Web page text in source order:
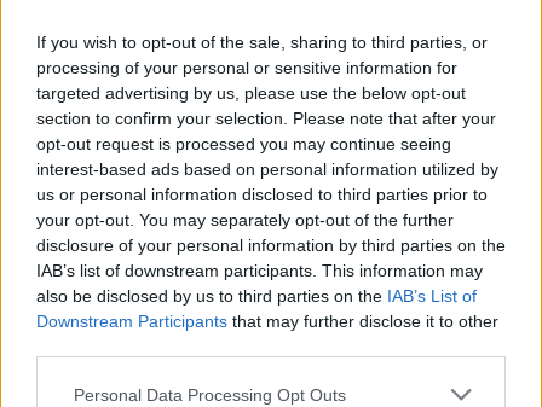
If you wish to opt-out of the sale, sharing to third parties, or
processing of your personal or sensitive information for
targeted advertising by us, please use the below opt-out
section to confirm your selection. Please note that after your
opt-out request is processed you may continue seeing
interest-based ads based on personal information utilized by
us or personal information disclosed to third parties prior to
your opt-out. You may separately opt-out of the further
disclosure of your personal information by third parties on the
IAB’s list of downstream participants. This information may
also be disclosed by us to third parties on the IAB’s List of
Downstream Participants that may further disclose it to other
Personal Data Processing Opt Outs
Duchesse Kartoffeln
Leicht
Jungkartoffeln mit Petersilie
Leicht
Paprika Potato Wedges
Leicht
Leicht